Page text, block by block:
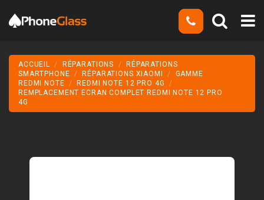
ACCUEIL RÉPARATIONS
RÉPARATIONS
SMARTPHONE
RÉPARATIONS XIAOMI
GAMME
REDMI NOTE
REDMI NOTE 12 PRO 4G
REMPLACEMENT ECRAN COMPLET REDMI NOTE 12 PRO
4G